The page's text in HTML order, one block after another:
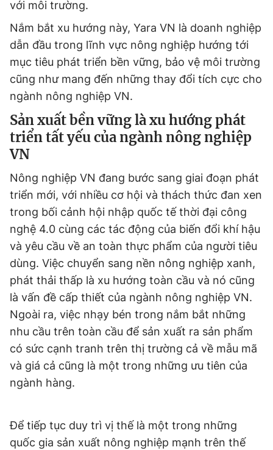
Theo dõi báo trên
Hotline
0906 645 777
Liên hệ quảng cáo
0908 780 404
Đặt báo Quảng cáo RSS Tòa soạn Chính sách bảo
Tổng biên tập: Nguyễn Ngọc Toàn
Phó tổng biên tập thường trực: Hải Thành
Phó tổng biên tập: Lâm Hiếu Dũng
Phó tổng biên tập: Trần Việt Hưng
Tổng thư ký tòa soạn: Đức Trung
Giấy phép xuất bản số 110/GP - BTTTT cấp ngày 24.3.2020
© 2003-2026 Bản quyền thuộc về Báo Thanh Niên. Cấm sao
chép dưới mọi hình thức nếu không có sự chấp thuận bằng văn
bản. Phát triển bởi ePi Technologies, JSC.
với môi trường.
Nắm bắt xu hướng này, Yara VN là doanh nghiệp
dẫn đầu trong lĩnh vực nông nghiệp hướng tới
mục tiêu phát triển bền vững, bảo vệ môi trường
cũng như mang đến những thay đổi tích cực cho
ngành nông nghiệp VN.
Sản xuất bền vững là xu hướng phát
triển tất yếu của ngành nông nghiệp
VN
Nông nghiệp VN đang bước sang giai đoạn phát
triển mới, với nhiều cơ hội và thách thức đan xen
trong bối cảnh hội nhập quốc tế thời đại công
nghệ 4.0 cùng các tác động của biến đổi khí hậu
và yêu cầu về an toàn thực phẩm của người tiêu
dùng. Việc chuyển sang nền nông nghiệp xanh,
phát thải thấp là xu hướng toàn cầu và nó cũng
là vấn đề cấp thiết của ngành nông nghiệp VN.
Ngoài ra, việc nhạy bén trong nắm bắt những
nhu cầu trên toàn cầu để sản xuất ra sản phẩm
có sức cạnh tranh trên thị trường cả về mẫu mã
và giá cả cũng là một trong những ưu tiên của
ngành hàng.
Để tiếp tục duy trì vị thế là một trong những
quốc gia sản xuất nông nghiệp mạnh trên thế